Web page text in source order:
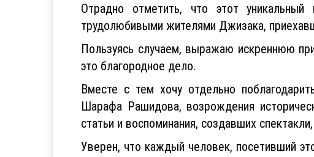
Отрадно отметить, что этот
трудолюбивыми жителями Джизака,
Пользуясь случаем, выражаю искреннюю
это благородное дело.
Вместе с тем хочу отдельно
Шарафа Рашидова, возрождения
статьи и воспоминания, создавших
Уверен, что каждый человек, посетивший